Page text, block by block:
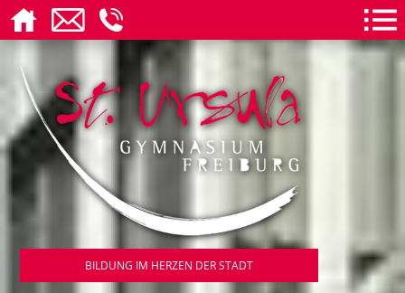
BILDUNG IM HERZEN DER STADT